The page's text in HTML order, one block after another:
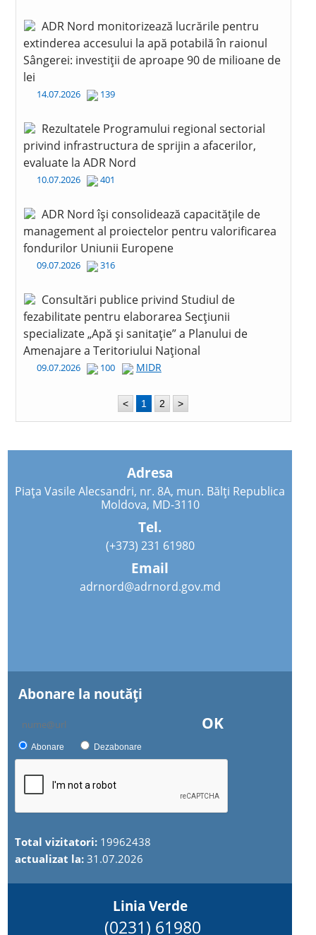
ADR Nord monitorizează lucrările pentru
extinderea accesului la apă potabilă în raionul
Sângerei: investiții de aproape 90 de milioane de
lei
14.07.2026 139
Rezultatele Programului regional sectorial
privind infrastructura de sprijin a afacerilor,
evaluate la ADR Nord
10.07.2026 401
ADR Nord își consolidează capacitățile de
management al proiectelor pentru valorificarea
fondurilor Uniunii Europene
09.07.2026 316
Consultări publice privind Studiul de
fezabilitate pentru elaborarea Secțiunii
specializate „Apă și sanitație” a Planului de
Amenajare a Teritoriului Național
09.07.2026 100 MIDR
< 1 2 >
Adresa
Piața Vasile Alecsandri, nr. 8A, mun. Bălți Republica
Moldova, MD-3110
Tel.
(+373) 231 61980
Email
adrnord@adrnord.gov.md
Abonare la noutăţi
OK
Abonare Dezabonare
Total vizitatori: 19962438
actualizat la:31.07.2026
Linia Verde
(0231) 61980